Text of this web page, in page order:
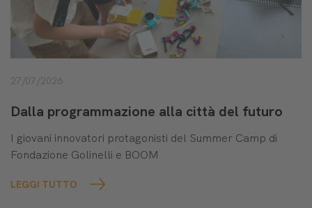
27/07/2026
Dalla programmazione alla città del futuro
I giovani innovatori protagonisti del Summer Camp di
Fondazione Golinelli e BOOM
LEGGI TUTTO